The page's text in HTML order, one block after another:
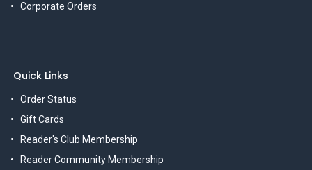
Corporate Orders
Quick Links
Order Status
Gift Cards
Reader's Club Membership
Reader Community Membership